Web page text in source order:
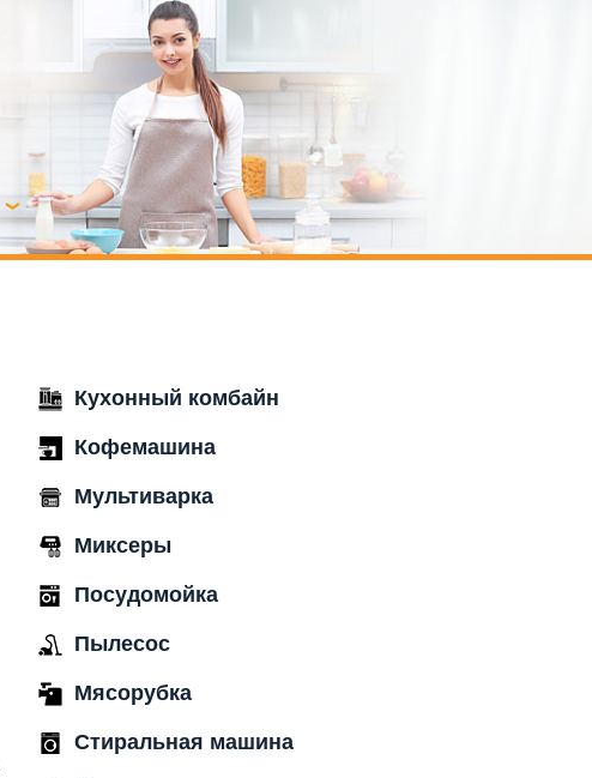
Кухонный комбайн
Кофемашина
Мультиварка
Миксеры
Посудомойка
Пылесос
Мясорубка
Стиральная машина